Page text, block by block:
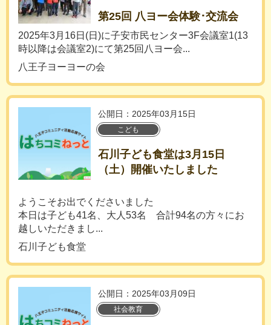
第25回 八ヨー会体験･交流会
2025年3月16日(日)に子安市民センター3F会議室1(13
時以降は会議室2)にて第25回八ヨー会...
八王子ヨーヨーの会
公開日：2025年03月15日
こども
石川子ども食堂は3月15日
（土）開催いたしました
ようこそお出でくださいました
本日は子ども41名、大人53名 合計94名の方々にお
越しいただきまし...
石川子ども食堂
公開日：2025年03月09日
社会教育